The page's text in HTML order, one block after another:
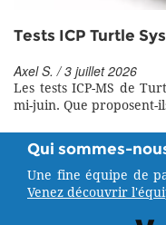
Tests ICP Turtle
Axel S. / 3 juillet 2026
Les tests ICP-MS de
mi-juin. Que proposent-
Qui sommes-
Une fine équipe de
Venez découvrir